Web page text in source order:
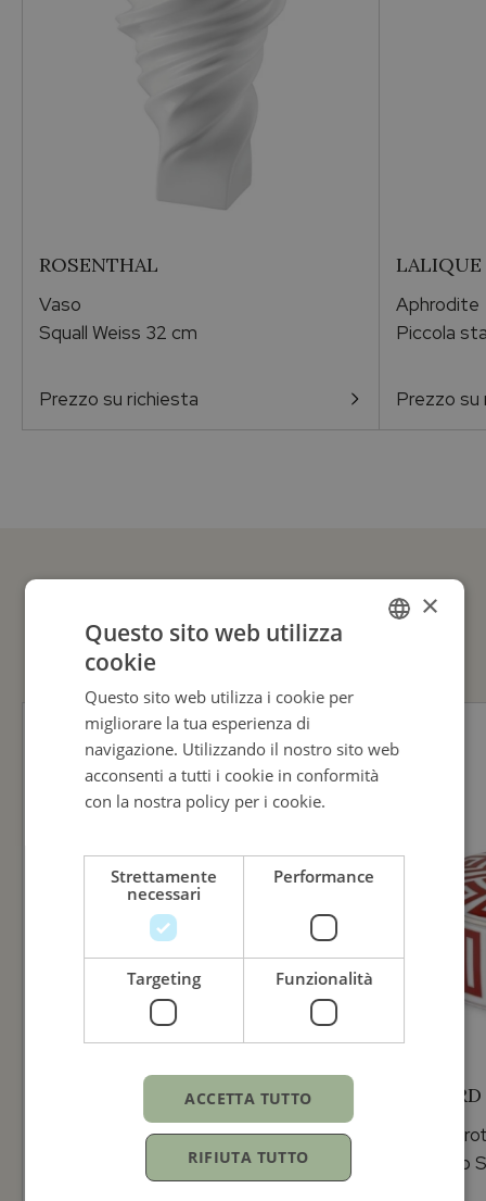
ROSENTHAL
Vaso
Squall Weiss 32 cm
Prezzo su richiesta
LALIQUE
Aphrodite
Piccola
Prezzo
RICHARD GINORI
Svuotatasche Quadrato
Scatola
Labirinto
×
Questo sito web utilizza
cookie
Questo sito web utilizza i cookie per
migliorare la tua esperienza di
navigazione. Utilizzando il nostro sito web
acconsenti a tutti i cookie in conformità
con la nostra policy per i cookie.
Strettamente
necessari
Performance
Targeting Funzionalità
ACCETTA TUTTO
RIFIUTA TUTTO